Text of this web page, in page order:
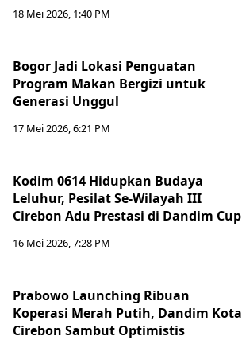
18 Mei 2026, 1:40 PM
Bogor Jadi Lokasi Penguatan
Program Makan Bergizi untuk
Generasi Unggul
17 Mei 2026, 6:21 PM
Kodim 0614 Hidupkan Budaya
Leluhur, Pesilat Se-Wilayah III
Cirebon Adu Prestasi di Dandim Cup
16 Mei 2026, 7:28 PM
Prabowo Launching Ribuan
Koperasi Merah Putih, Dandim Kota
Cirebon Sambut Optimistis